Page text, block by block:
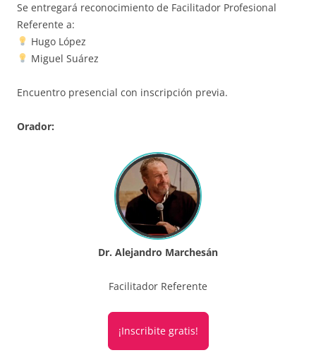
Se entregará reconocimiento de Facilitador Profesional
Referente a:
Hugo López
Miguel Suárez
Encuentro presencial con inscripción previa.
Orador:
Dr. Alejandro Marchesán
Facilitador Referente
¡Inscribite gratis!